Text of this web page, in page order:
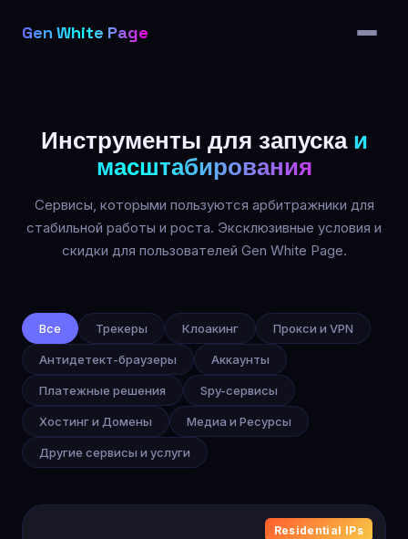
Gen White Page
Цены
FAQ
Инструменты для запуска и
масштабирования
Сервисы, которыми пользуются арбитражники для
стабильной работы и роста. Эксклюзивные условия и
скидки для пользователей Gen White Page.
Наши партнёры — инструменты
Все Трекеры Клоакинг Прокси и VPN
Антидетект-браузеры Аккаунты
Платежные решения Spy-сервисы
Хостинг и Домены Медиа и Ресурсы
Другие сервисы и услуги
Residential IPs